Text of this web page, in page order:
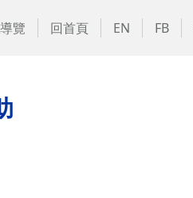
覽 回首頁 EN FB